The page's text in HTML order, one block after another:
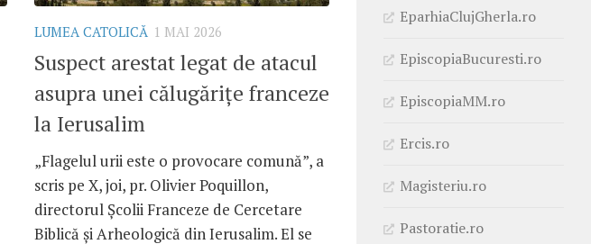
LUMEA CATOLICĂ 1 MAI 2026
Suspect arestat legat de atacul
asupra unei călugărițe franceze
la Ierusalim
„Flagelul urii este o provocare comună”, a
scris pe X, joi, pr. Olivier Poquillon,
directorul Școlii Franceze de Cercetare
Biblică și Arheologică din Ierusalim. El se
EparhiaClujGherla.ro
EpiscopiaBucuresti.ro
EpiscopiaMM.ro
Ercis.ro
Magisteriu.ro
Pastoratie.ro